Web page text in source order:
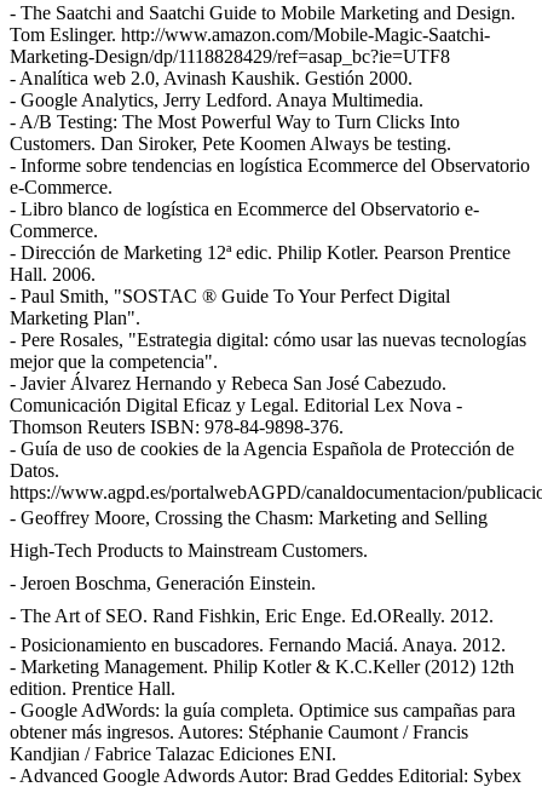
- The Saatchi and Saatchi Guide to Mobile Marketing and Design.
Tom Eslinger. http://www.amazon.com/Mobile-Magic-Saatchi-
Marketing-Design/dp/1118828429/ref=asap_bc?ie=UTF8
- Analítica web 2.0, Avinash Kaushik. Gestión 2000.
- Google Analytics, Jerry Ledford. Anaya Multimedia.
- A/B Testing: The Most Powerful Way to Turn Clicks Into
Customers. Dan Siroker, Pete Koomen Always be testing.
- Informe sobre tendencias en logística Ecommerce del Observatorio
e-Commerce.
- Libro blanco de logística en Ecommerce del Observatorio e-
Commerce.
- Dirección de Marketing 12ª edic. Philip Kotler. Pearson Prentice
Hall. 2006.
- Paul Smith, "SOSTAC ® Guide To Your Perfect Digital
Marketing Plan".
- Pere Rosales, "Estrategia digital: cómo usar las nuevas tecnologías
mejor que la competencia".
- Javier Álvarez Hernando y Rebeca San José Cabezudo.
Comunicación Digital Eficaz y Legal. Editorial Lex Nova -
Thomson Reuters ISBN: 978-84-9898-376.
- Guía de uso de cookies de la Agencia Española de Protección de
Datos.
https://www.agpd.es/portalwebAGPD/canaldocumentacion/
- Geoffrey Moore, Crossing the Chasm: Marketing and Selling
High-Tech Products to Mainstream Customers.
- Jeroen Boschma, Generación Einstein.
- The Art of SEO. Rand Fishkin, Eric Enge. Ed.OReally. 2012.
- Posicionamiento en buscadores. Fernando Maciá. Anaya. 2012.
- Marketing Management. Philip Kotler & K.C.Keller (2012) 12th
edition. Prentice Hall.
- Google AdWords: la guía completa. Optimice sus campañas para
obtener más ingresos. Autores: Stéphanie Caumont / Francis
Kandjian / Fabrice Talazac Ediciones ENI.
- Advanced Google Adwords Autor: Brad Geddes Editorial: Sybex